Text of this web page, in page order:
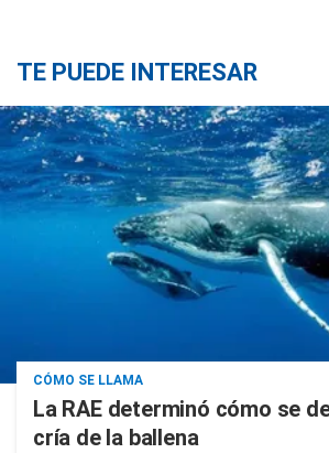
TE PUEDE INTERESAR
CÓMO SE LLAMA
La RAE determinó cómo se
cría de la ballena